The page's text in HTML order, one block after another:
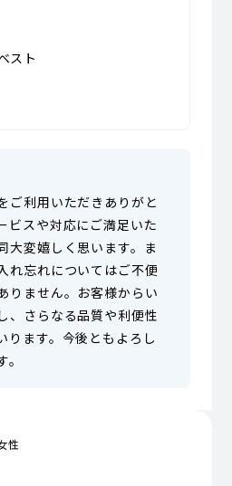
スト
ご利用いただきありがと
ビスや対応にご満足いた
大変嬉しく思います。ま
れ忘れについてはご不便
りません。お客様からい
、さらなる品質や利便性
ります。今後ともよろし
性